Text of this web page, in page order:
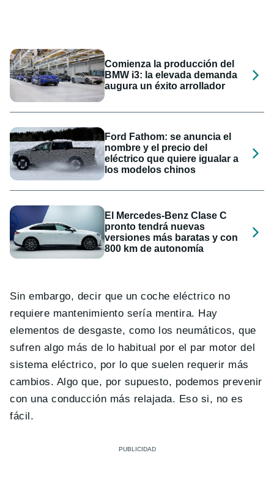
Comienza la producción del
BMW i3: la elevada demanda
augura un éxito arrollador
Ford Fathom: se anuncia el
nombre y el precio del
eléctrico que quiere igualar a
los modelos chinos
El Mercedes-Benz Clase C
pronto tendrá nuevas
versiones más baratas y con
800 km de autonomía
Sin embargo, decir que un coche eléctrico no
requiere mantenimiento sería mentira. Hay
elementos de desgaste, como los neumáticos, que
sufren algo más de lo habitual por el par motor del
sistema eléctrico, por lo que suelen requerir más
cambios. Algo que, por supuesto, podemos prevenir
con una conducción más relajada. Eso si, no es
fácil.